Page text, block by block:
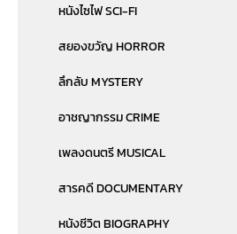
หนังไซไฟ SCI-FI
สยองขวัญ HORROR
ลึกลับ MYSTERY
อาชญากรรม CRIME
เพลงดนตรี MUSICAL
สารคดี DOCUMENTARY
หนังชีวิต BIOGRAPHY